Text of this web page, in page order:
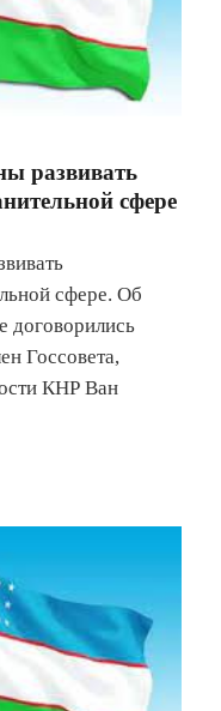
развивать
сфере
сфере. Об
договорились
Госсовета,
КНР Ван